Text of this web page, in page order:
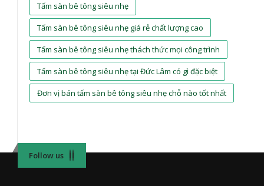
Tấm sàn bê tông siêu nhẹ
Tấm sàn bê tông siêu nhẹ giá rẻ chất lượng cao
Tấm sàn bê tông siêu nhẹ thách thức mọi công trình
Tấm sàn bê tông siêu nhẹ tại Đức Lâm có gì đặc biệt
Đơn vị bán tấm sàn bê tông siêu nhẹ chỗ nào tốt nhất
Follow us